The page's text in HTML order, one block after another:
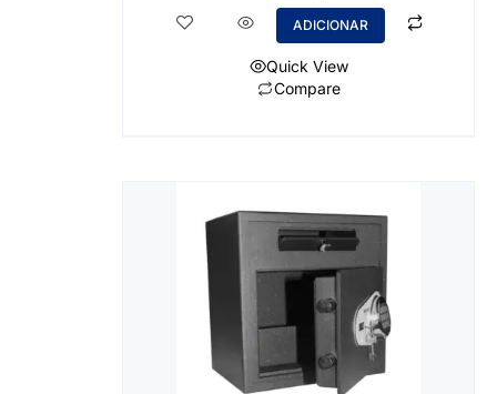
ADICIONAR
Quick View
Compare